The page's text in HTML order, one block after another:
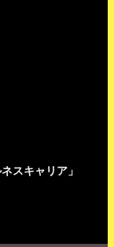
スキャリア」